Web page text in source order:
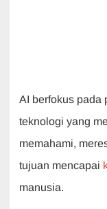
AI berfokus pada
teknologi yang
memahami,
tujuan mencapai
manusia.